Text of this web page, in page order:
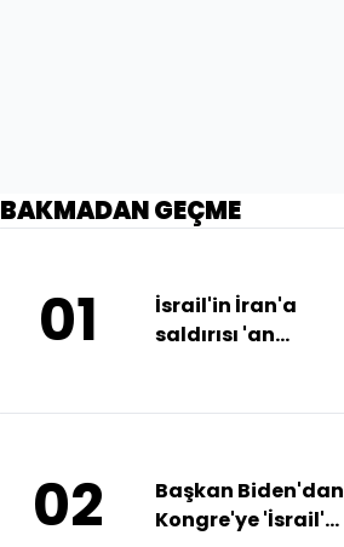
BAKMADAN GEÇME
01
İsrail'in İran'a
saldırısı 'an
02
Başkan Biden'dan
Kongre'ye 'İsrail'